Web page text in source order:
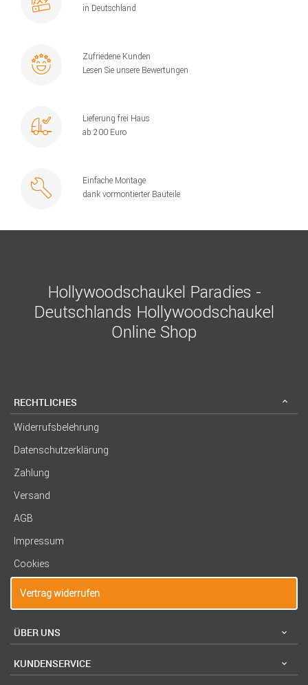
in Deutschland
Zufriedene Kunden
Lesen Sie unsere Bewertungen
Lieferung frei Haus
ab 200 Euro
Einfache Montage
dank vormontierter Bauteile
Hollywoodschaukel Paradies -
Deutschlands Hollywoodschaukel
Online Shop
RECHTLICHES
Widerrufsbelehrung
Datenschutzerklärung
Zahlung
Versand
AGB
Impressum
Cookies
Vertrag widerrufen
ÜBER UNS
KUNDENSERVICE